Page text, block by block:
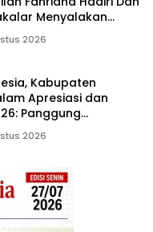
Menyalakan
Melalui Malam
Award 2026
2026
Kabupaten
Apresiasi dan
Panggung
Pelayan Publik
2026